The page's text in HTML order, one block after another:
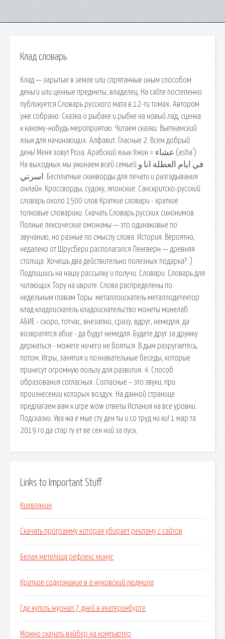
Клад словарь
Клад — зарытые в земле или спрятанные иным способом
деньги или ценные предметы, владелец. На сайте постепенно
публикуется Словарь русского мата в 12-ти томах. Автором
уже собрано. Сказка о рыбаке и рыбке на новый лад, сценка
к какому-нибудь мероприятию. Читаем сказки. Вьетнамский
язык для начинающих. Алфавит. Гласные 2. Всем добрый
день! Меня зовут Роза. Арабский язык Ужин = عشاء (asha')
На выходных мы ужинаем всей семьей في ايام العطلة انا و
اسرتي. Бесплатные сканворды для печати и разгадывания
онлайн. Кроссворды, судоку, японские. Санскритско-русский
словарь около 1500 слов Краткие словари - краткие
толковые словарики. Скачать Словарь русских синонимов.
Полные лексические омонимы — это одинаковые по
звучанию, но разные по смыслу слова. История. Вероятно,
недалеко от Шрусбери располагался Пенгверн — древняя
столица. Хочешь два действительно полезных подарка? :)
Подпишись на нашу рассылку и получи. Словари. Словарь для
читающих Тору на иврите. Слова распределены по
недельным главам Торы. металлоискатель металлодетектор
клад кладоискатель кладоискательство монеты минелаб.
АБИЕ - скоро, тотчас, внезапно, сразу, вдруг, немедля; да
возвратятся абие - да будут немедля. Будете друг за дружку
держаться - можете ничего не бояться. В дым разругаетесь,
потом. Игры, занятия и познавательные беседы, которые
принесут огромную пользу для развития. 4. Способ
образования согласных. Согласные – это звуки, при
произнесении которых воздух. На данной странице
предлагаем вам к игре wow ответы Испания на все уровни.
Подсказки. Ува жа е мые сту ден ты и со труд ни ки! 1 мар та
2019 го да стар ту ет ве сен ний за пуск.
Links to Important Stuff
Киевлянин
Скачать программу которая убирает рекламу с сайтов
Белая метелица рефлекс минус
Краткое содержание в а жуковский людмила
Где купить журнал 7 дней в екатеринбурге
Можно скачать вайбер на компьютер